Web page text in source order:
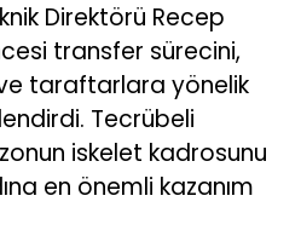
Direktörü Recep
transfer sürecini,
taraftarlara yönelik
Tecrübeli
iskelet kadrosunu
en önemli kazanım